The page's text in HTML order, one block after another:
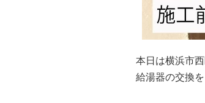
本日は横浜市
給湯器の交換